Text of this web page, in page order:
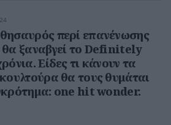
περί επανένωσης
ξαναβγεί το Definitely
Είδες τι κάνουν τα
θα τους θυμάται
one hit wonder.